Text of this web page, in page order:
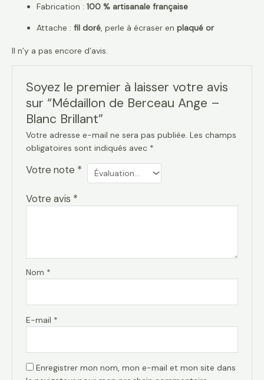
Fabrication : 100 % artisanale française
Attache : fil doré, perle à écraser en plaqué or
Il n’y a pas encore d’avis.
Soyez le premier à laisser votre avis
sur “Médaillon de Berceau Ange –
Blanc Brillant”
Votre adresse e-mail ne sera pas publiée. Les champs
obligatoires sont indiqués avec *
Votre note *
Votre avis *
Nom *
E-mail *
Enregistrer mon nom, mon e-mail et mon site dans